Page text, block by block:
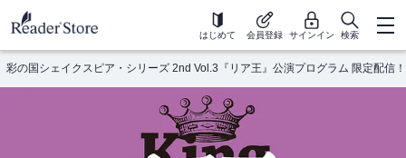
はじめて 会員登録 サインイン 検索
彩の国シェイクスピア・シリーズ 2nd Vol.3『リア王』公演プログラム 限定配信！